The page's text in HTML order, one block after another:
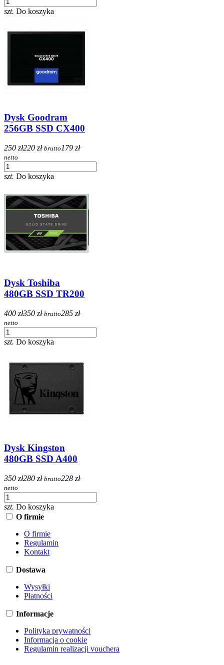
szt. Do koszyka
Dysk Goodram
256GB SSD CX400
250 zł220 zł brutto 179 zł
netto
szt. Do koszyka
Dysk Toshiba
480GB SSD TR200
400 zł350 zł brutto285 zł
netto
szt. Do koszyka
Dysk Kingston
480GB SSD A400
350 zł280 zł brutto228 zł
netto
szt. Do koszyka
O firmie
O firmie
Regulamin
Kontakt
Dostawa
Wysyłki
Płatności
Informacje
Polityka prywatności
Informacja o cookie
Regulamin realizacji vouchera